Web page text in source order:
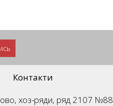
Контакти
хоз-ряди, ряд 2107 №88